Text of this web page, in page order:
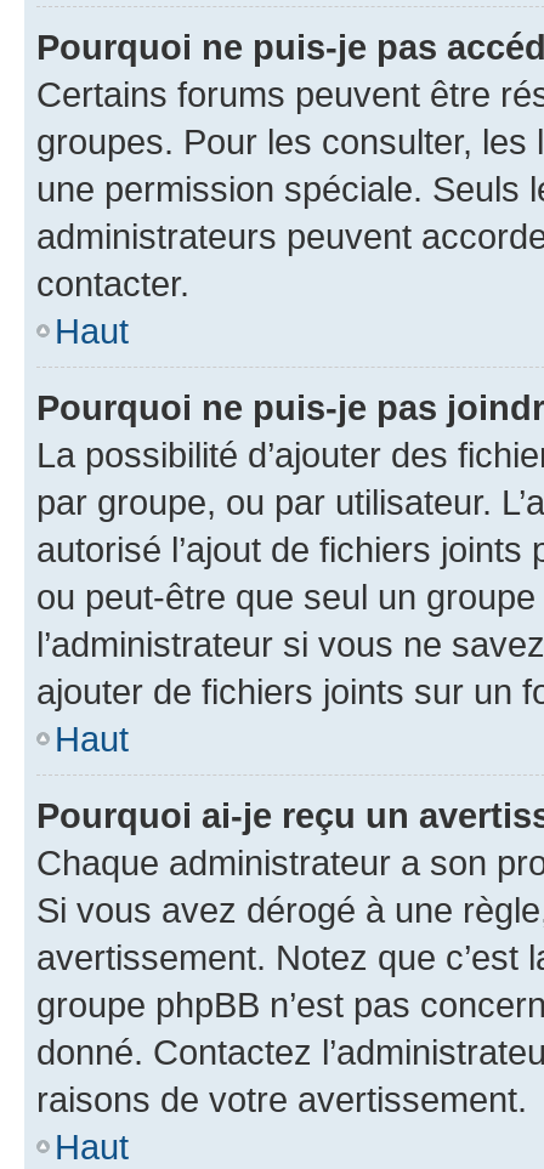
Pourquoi ne puis-je pas
Certains forums peuvent être
groupes. Pour les consulter,
une permission spéciale. Seuls
administrateurs peuvent
contacter.
Haut
Pourquoi ne puis-je pas
La possibilité d’ajouter des
par groupe, ou par utilisateur.
autorisé l’ajout de fichiers
ou peut-être que seul un
l’administrateur si vous ne
ajouter de fichiers joints sur un
Haut
Pourquoi ai-je reçu un
Chaque administrateur a son
Si vous avez dérogé à une
avertissement. Notez que c’est
groupe phpBB n’est pas
donné. Contactez
raisons de votre avertissement.
Haut